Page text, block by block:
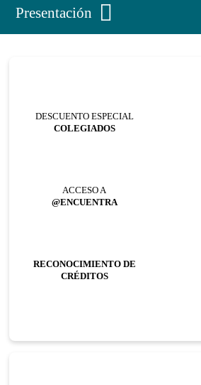
Presentación
DESCUENTO ESPECIAL
COLEGIADOS
ACCESO A
@ENCUENTRA
RECONOCIMIENTO DE
CRÉDITOS